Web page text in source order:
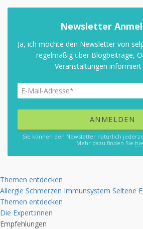
Newsletter
Ja, ich möchte den Newsletter von
regelmäßig über Blogbeiträge,
Veranstaltungen informiert
Sie können den Newsletter natürlich
Mehr dazu finden Sie
Themen entdecken
Allergie Schmerzen Immunsystem Seltene
Themen entdecken
Die Expert:innen
Empfehlungen